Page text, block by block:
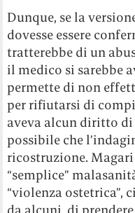
Dunque, se la
dovesse essere
tratterebbe di un
il medico si sarebbe
permette di non
per rifiutarsi di
aveva alcun diritto di
possibile che
ricostruzione. Magari
“semplice”
“violenza ostetrica”,